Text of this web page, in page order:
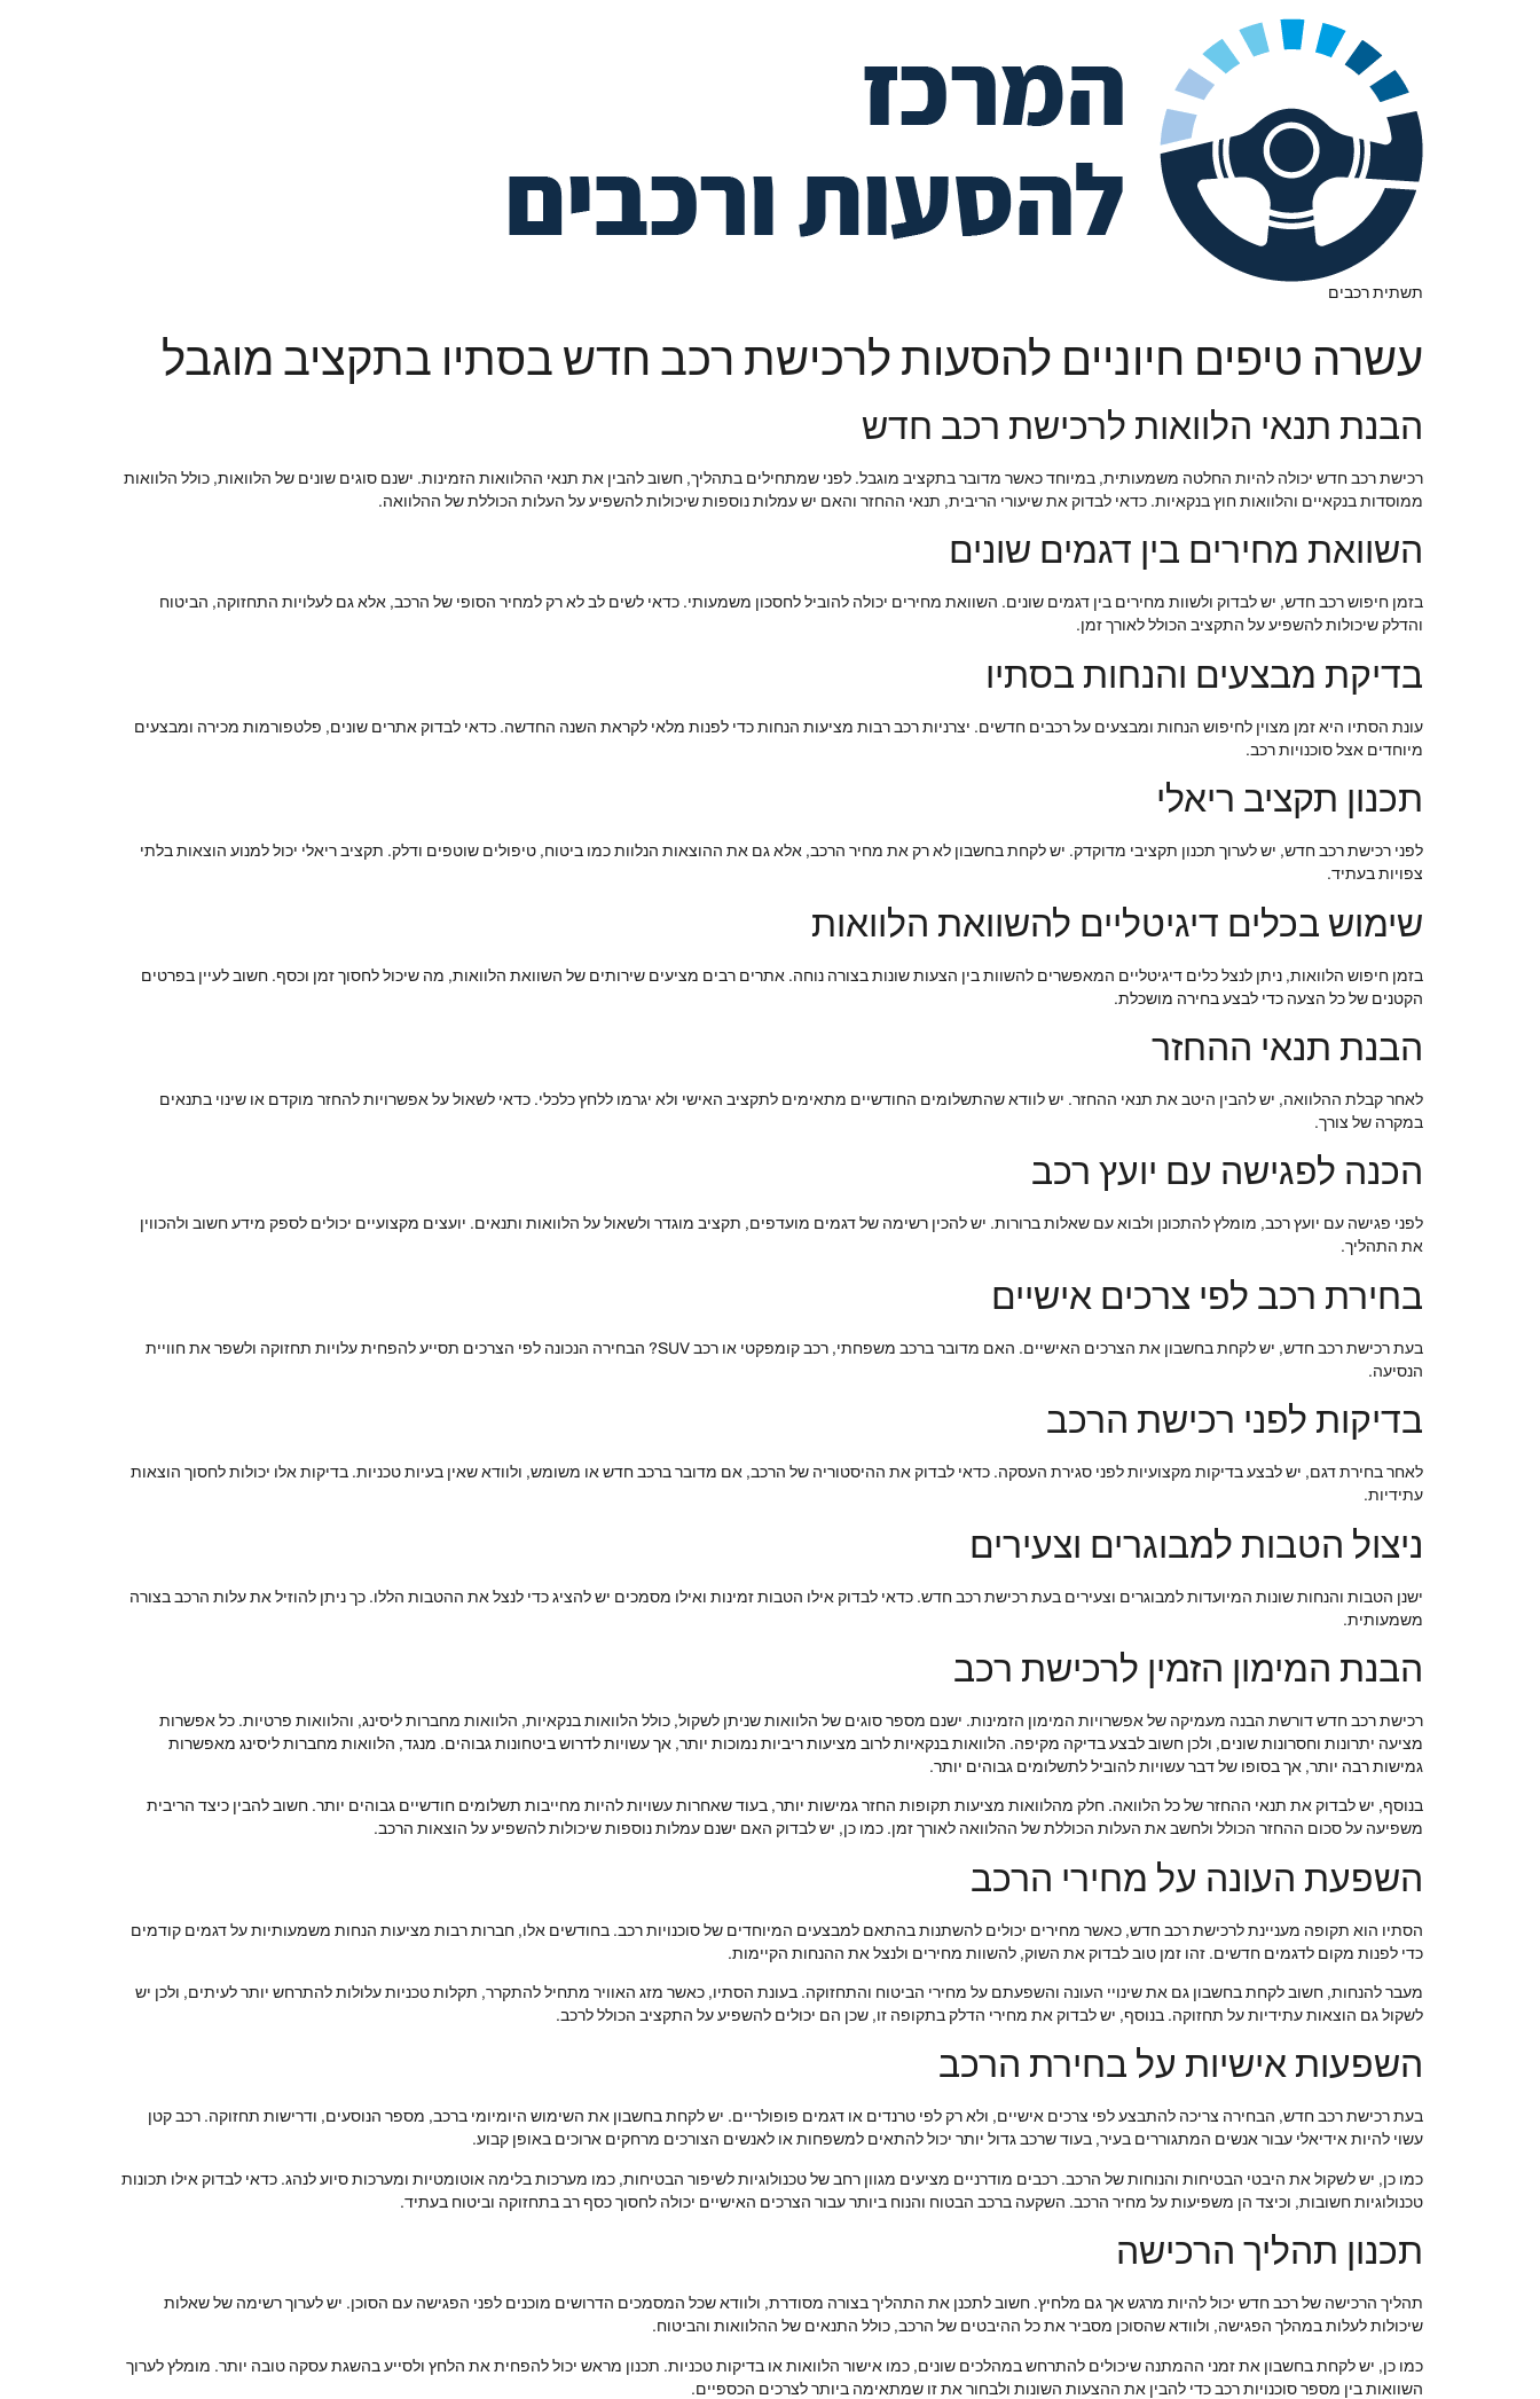
תשתית רכבים
עשרה טיפים חיוניים להסעות לרכישת רכב חדש בסתיו בתקציב מוגבל
הבנת תנאי הלוואות לרכישת רכב חדש
רכישת רכב חדש יכולה להיות החלטה משמעותית, במיוחד כאשר מדובר בתקציב מוגבל. לפני שמתחילים בתהליך, חשוב להבין את תנאי ההלוואות הזמינות. ישנם סוגים שונים של הלוואות, כולל הלוואות
ממוסדות בנקאיים והלוואות חוץ בנקאיות. כדאי לבדוק את שיעורי הריבית, תנאי ההחזר והאם יש עמלות נוספות שיכולות להשפיע על העלות הכוללת של ההלוואה.
השוואת מחירים בין דגמים שונים
בזמן חיפוש רכב חדש, יש לבדוק ולשוות מחירים בין דגמים שונים. השוואת מחירים יכולה להוביל לחסכון משמעותי. כדאי לשים לב לא רק למחיר הסופי של הרכב, אלא גם לעלויות התחזוקה, הביטוח
והדלק שיכולות להשפיע על התקציב הכולל לאורך זמן.
בדיקת מבצעים והנחות בסתיו
עונת הסתיו היא זמן מצוין לחיפוש הנחות ומבצעים על רכבים חדשים. יצרניות רכב רבות מציעות הנחות כדי לפנות מלאי לקראת השנה החדשה. כדאי לבדוק אתרים שונים, פלטפורמות מכירה ומבצעים
מיוחדים אצל סוכנויות רכב.
תכנון תקציב ריאלי
לפני רכישת רכב חדש, יש לערוך תכנון תקציבי מדוקדק. יש לקחת בחשבון לא רק את מחיר הרכב, אלא גם את ההוצאות הנלוות כמו ביטוח, טיפולים שוטפים ודלק. תקציב ריאלי יכול למנוע הוצאות בלתי
צפויות בעתיד.
שימוש בכלים דיגיטליים להשוואת הלוואות
בזמן חיפוש הלוואות, ניתן לנצל כלים דיגיטליים המאפשרים להשוות בין הצעות שונות בצורה נוחה. אתרים רבים מציעים שירותים של השוואת הלוואות, מה שיכול לחסוך זמן וכסף. חשוב לעיין בפרטים
הקטנים של כל הצעה כדי לבצע בחירה מושכלת.
הבנת תנאי ההחזר
לאחר קבלת ההלוואה, יש להבין היטב את תנאי ההחזר. יש לוודא שהתשלומים החודשיים מתאימים לתקציב האישי ולא יגרמו ללחץ כלכלי. כדאי לשאול על אפשרויות להחזר מוקדם או שינוי בתנאים
במקרה של צורך.
הכנה לפגישה עם יועץ רכב
לפני פגישה עם יועץ רכב, מומלץ להתכונן ולבוא עם שאלות ברורות. יש להכין רשימה של דגמים מועדפים, תקציב מוגדר ולשאול על הלוואות ותנאים. יועצים מקצועיים יכולים לספק מידע חשוב ולהכווין
את התהליך.
בחירת רכב לפי צרכים אישיים
בעת רכישת רכב חדש, יש לקחת בחשבון את הצרכים האישיים. האם מדובר ברכב משפחתי, רכב קומפקטי או רכב SUV? הבחירה הנכונה לפי הצרכים תסייע להפחית עלויות תחזוקה ולשפר את חוויית
הנסיעה.
בדיקות לפני רכישת הרכב
לאחר בחירת דגם, יש לבצע בדיקות מקצועיות לפני סגירת העסקה. כדאי לבדוק את ההיסטוריה של הרכב, אם מדובר ברכב חדש או משומש, ולוודא שאין בעיות טכניות. בדיקות אלו יכולות לחסוך הוצאות
עתידיות.
ניצול הטבות למבוגרים וצעירים
ישנן הטבות והנחות שונות המיועדות למבוגרים וצעירים בעת רכישת רכב חדש. כדאי לבדוק אילו הטבות זמינות ואילו מסמכים יש להציג כדי לנצל את ההטבות הללו. כך ניתן להוזיל את עלות הרכב בצורה
משמעותית.
הבנת המימון הזמין לרכישת רכב
רכישת רכב חדש דורשת הבנה מעמיקה של אפשרויות המימון הזמינות. ישנם מספר סוגים של הלוואות שניתן לשקול, כולל הלוואות בנקאיות, הלוואות מחברות ליסינג, והלוואות פרטיות. כל אפשרות
מציעה יתרונות וחסרונות שונים, ולכן חשוב לבצע בדיקה מקיפה. הלוואות בנקאיות לרוב מציעות ריביות נמוכות יותר, אך עשויות לדרוש ביטחונות גבוהים. מנגד, הלוואות מחברות ליסינג מאפשרות
גמישות רבה יותר, אך בסופו של דבר עשויות להוביל לתשלומים גבוהים יותר.
בנוסף, יש לבדוק את תנאי ההחזר של כל הלוואה. חלק מהלוואות מציעות תקופות החזר גמישות יותר, בעוד שאחרות עשויות להיות מחייבות תשלומים חודשיים גבוהים יותר. חשוב להבין כיצד הריבית
משפיעה על סכום ההחזר הכולל ולחשב את העלות הכוללת של ההלוואה לאורך זמן. כמו כן, יש לבדוק האם ישנם עמלות נוספות שיכולות להשפיע על הוצאות הרכב.
השפעת העונה על מחירי הרכב
הסתיו הוא תקופה מעניינת לרכישת רכב חדש, כאשר מחירים יכולים להשתנות בהתאם למבצעים המיוחדים של סוכנויות רכב. בחודשים אלו, חברות רבות מציעות הנחות משמעותיות על דגמים קודמים
כדי לפנות מקום לדגמים חדשים. זהו זמן טוב לבדוק את השוק, להשוות מחירים ולנצל את ההנחות הקיימות.
מעבר להנחות, חשוב לקחת בחשבון גם את שינויי העונה והשפעתם על מחירי הביטוח והתחזוקה. בעונת הסתיו, כאשר מזג האוויר מתחיל להתקרר, תקלות טכניות עלולות להתרחש יותר לעיתים, ולכן יש
לשקול גם הוצאות עתידיות על תחזוקה. בנוסף, יש לבדוק את מחירי הדלק בתקופה זו, שכן הם יכולים להשפיע על התקציב הכולל לרכב.
השפעות אישיות על בחירת הרכב
בעת רכישת רכב חדש, הבחירה צריכה להתבצע לפי צרכים אישיים, ולא רק לפי טרנדים או דגמים פופולריים. יש לקחת בחשבון את השימוש היומיומי ברכב, מספר הנוסעים, ודרישות תחזוקה. רכב קטן
עשוי להיות אידיאלי עבור אנשים המתגוררים בעיר, בעוד שרכב גדול יותר יכול להתאים למשפחות או לאנשים הצורכים מרחקים ארוכים באופן קבוע.
כמו כן, יש לשקול את היבטי הבטיחות והנוחות של הרכב. רכבים מודרניים מציעים מגוון רחב של טכנולוגיות לשיפור הבטיחות, כמו מערכות בלימה אוטומטיות ומערכות סיוע לנהג. כדאי לבדוק אילו תכונות
טכנולוגיות חשובות, וכיצד הן משפיעות על מחיר הרכב. השקעה ברכב הבטוח והנוח ביותר עבור הצרכים האישיים יכולה לחסוך כסף רב בתחזוקה וביטוח בעתיד.
תכנון תהליך הרכישה
תהליך הרכישה של רכב חדש יכול להיות מרגש אך גם מלחיץ. חשוב לתכנן את התהליך בצורה מסודרת, ולוודא שכל המסמכים הדרושים מוכנים לפני הפגישה עם הסוכן. יש לערוך רשימה של שאלות
שיכולות לעלות במהלך הפגישה, ולוודא שהסוכן מסביר את כל ההיבטים של הרכב, כולל התנאים של ההלוואות והביטוח.
כמו כן, יש לקחת בחשבון את זמני ההמתנה שיכולים להתרחש במהלכים שונים, כמו אישור הלוואות או בדיקות טכניות. תכנון מראש יכול להפחית את הלחץ ולסייע בהשגת עסקה טובה יותר. מומלץ לערוך
השוואות בין מספר סוכנויות רכב כדי להבין את ההצעות השונות ולבחור את זו שמתאימה ביותר לצרכים הכספיים.